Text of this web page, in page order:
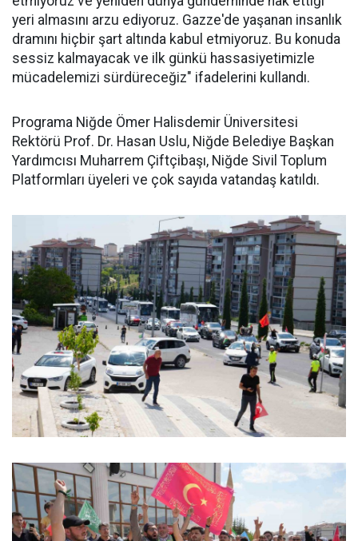
yeri almasını arzu ediyoruz. Gazze'de yaşanan insanlık
dramını hiçbir şart altında kabul etmiyoruz. Bu konuda
sessiz kalmayacak ve ilk günkü hassasiyetimizle
mücadelemizi sürdüreceğiz" ifadelerini kullandı.
Programa Niğde Ömer Halisdemir Üniversitesi
Rektörü Prof. Dr. Hasan Uslu, Niğde Belediye Başkan
Yardımcısı Muharrem Çiftçibaşı, Niğde Sivil Toplum
Platformları üyeleri ve çok sayıda vatandaş katıldı.